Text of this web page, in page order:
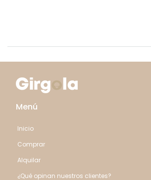
Menú
Inicio
Comprar
Alquilar
¿Qué opinan nuestros clientes?